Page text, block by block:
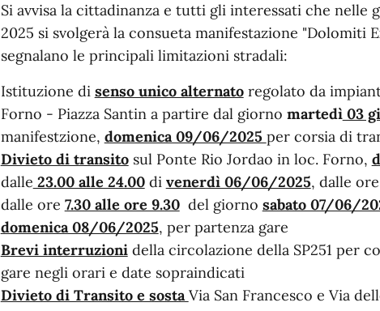
Si avvisa la cittadinanza e tutti gli interessati che nelle
2025 si svolgerà la consueta manifestazione "Dolomiti
segnalano le principali limitazioni stradali:
Istituzione di senso unico alternatoregolato da
Forno - Piazza Santin a partire dal giorno martedì03
manifestzione, domenica 09/06/2025 per corsia di
Divieto di transitosul Ponte Rio Jordao in loc. Forno,
dalle 23.00 alle 24.00di venerdì 06/06/2025, dalle ore
dalle ore 7.30 alle ore 9.30del giorno sabato 07/06/
domenica 08/06/2025, per partenza gare
Brevi interruzionidella circolazione della SP251 per
gare negli orari e date sopraindicati
Divieto di Transito e sostaVia San Francesco e Via